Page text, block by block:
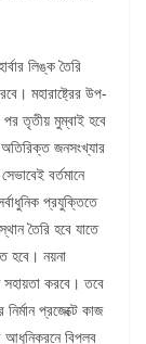
লিঙ্ক তৈরি
মহারাষ্ট্রের উপ-
পর তৃতীয় মুম্বাই হবে
জনসংখ্যার
বর্তমানে
প্রযুক্তিতে
তৈরি হবে যাতে
হবে। নয়না
করবে। তবে
প্রজেক্টে কাজ
আধুনিকরনে বিপ্লব